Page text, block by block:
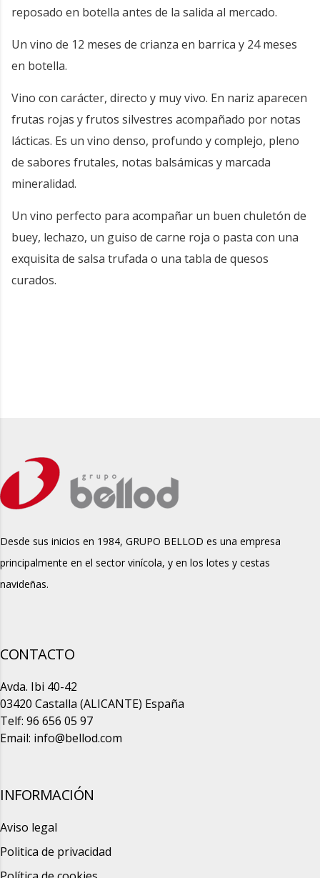
reposado en botella antes de la salida al mercado.
Un vino de 12 meses de crianza en barrica y 24 meses
en botella.
Vino con carácter, directo y muy vivo. En nariz aparecen
frutas rojas y frutos silvestres acompañado por notas
lácticas. Es un vino denso, profundo y complejo, pleno
de sabores frutales, notas balsámicas y marcada
mineralidad.
Un vino perfecto para acompañar un buen chuletón de
buey, lechazo, un guiso de carne roja o pasta con una
exquisita de salsa trufada o una tabla de quesos
curados.
Desde sus inicios en 1984, GRUPO BELLOD es una empresa
principalmente en el sector vinícola, y en los lotes y cestas
navideñas.
CONTACTO
Avda. Ibi 40-42
03420 Castalla (ALICANTE) España
Telf: 96 656 05 97
Email: info@bellod.com
INFORMACIÓN
Aviso legal
Politica de privacidad